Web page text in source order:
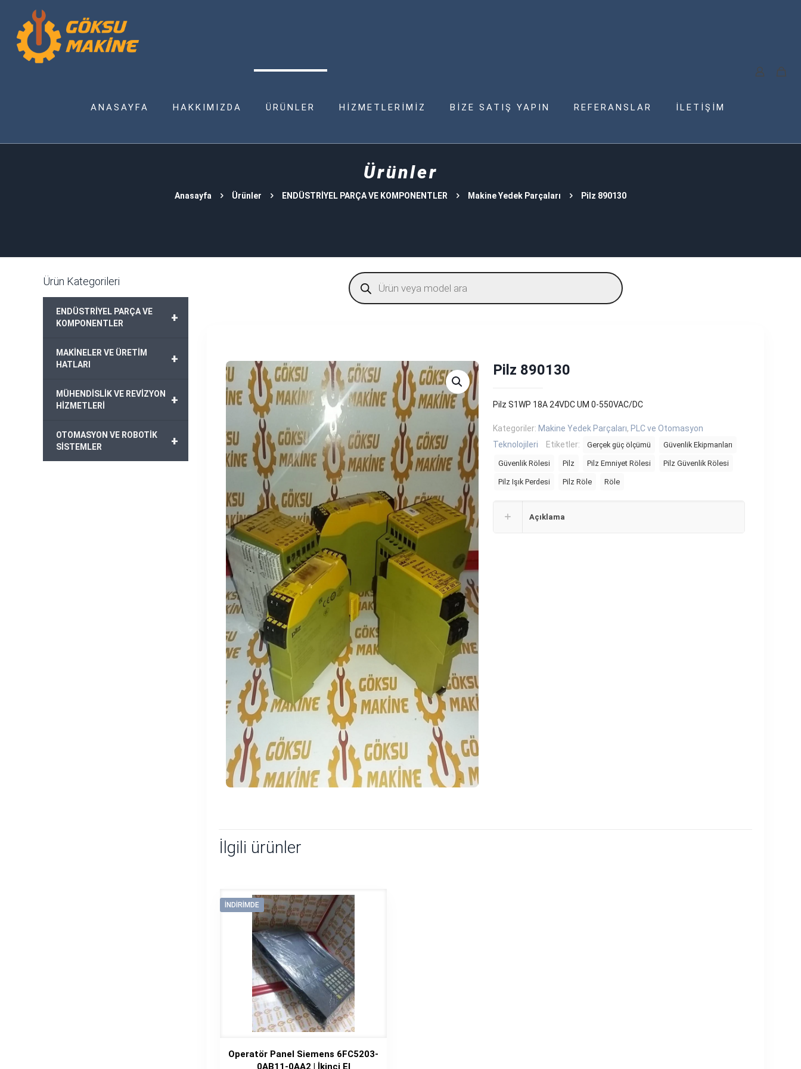
ANASAYFA HAKKIMIZDA ÜRÜNLER HİZMETLERİMİZ BİZE SATIŞ YAPIN REFERANSLAR İLETİŞİM
Ürünler
Anasayfa Ürünler ENDÜSTRİYEL PARÇA VE KOMPONENTLER Makine Yedek Parçaları Pilz 890130
Products
search
Pilz 890130
Pilz S1WP 18A 24VDC UM 0-550VAC/DC
Kategoriler: Makine Yedek Parçaları, PLC ve Otomasyon
Teknolojileri
Etiketler: Gerçek güç ölçümü Güvenlik Ekipmanları
Güvenlik Rölesi Pilz Pilz Emniyet Rölesi Pilz Güvenlik Rölesi
Pilz Işık Perdesi Pilz Röle Röle
Açıklama
İlgili ürünler
İNDIRIMDE
Operatör Panel Siemens 6FC5203-
0AB11-0AA2 | İkinci El
Ürün Kategorileri
+
ENDÜSTRİYEL PARÇA VE
KOMPONENTLER
+
MAKİNELER VE ÜRETİM
HATLARI
+
MÜHENDİSLİK VE REVİZYON
HİZMETLERİ
+
OTOMASYON VE ROBOTİK
SİSTEMLER